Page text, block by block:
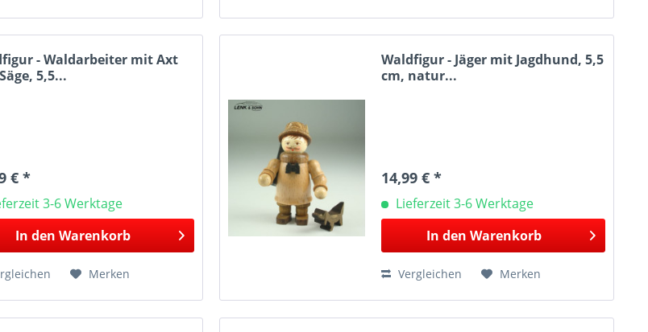
- Waldarbeiter mit Axt
5,5...
€ *
3-6 Werktage
In den Warenkorb
Merken
Waldfigur - Jäger mit Jagdhund, 5,5
cm, natur...
14,99 € *
Lieferzeit 3-6 Werktage
In den Warenkorb
Vergleichen Merken